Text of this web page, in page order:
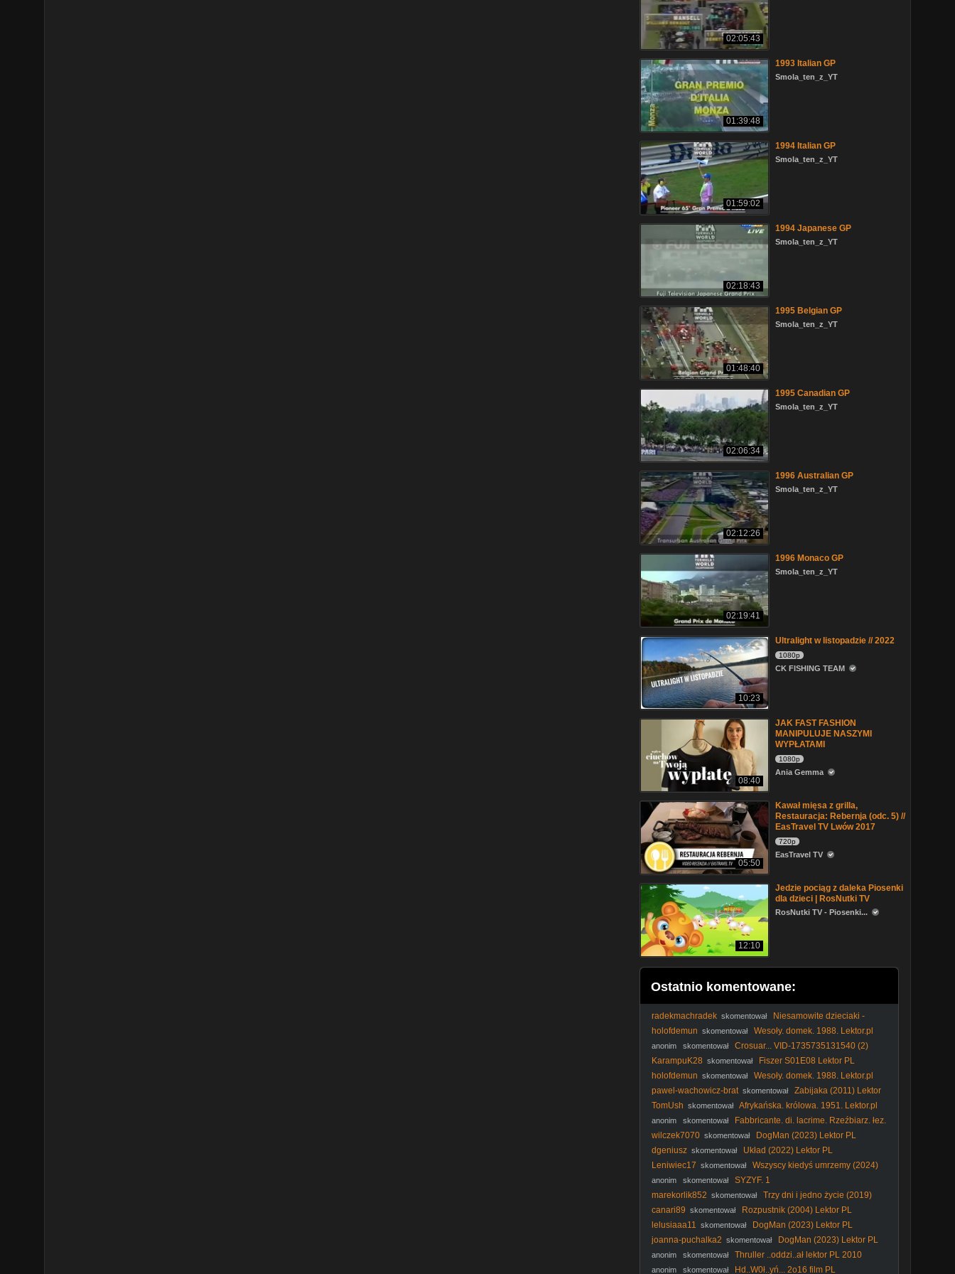
02:05:43
01:39:48
1993 Italian GP
Smola_ten_z_YT
01:59:02
1994 Italian GP
Smola_ten_z_YT
02:18:43
1994 Japanese GP
Smola_ten_z_YT
01:48:40
1995 Belgian GP
Smola_ten_z_YT
02:06:34
1995 Canadian GP
Smola_ten_z_YT
02:12:26
1996 Australian GP
Smola_ten_z_YT
02:19:41
1996 Monaco GP
Smola_ten_z_YT
10:23
Ultralight w listopadzie // 2022
1080p
CK FISHING TEAM
08:40
JAK FAST FASHION
MANIPULUJE NASZYMI
WYPŁATAMI
1080p
Ania Gemma
05:50
Kawał mięsa z grilla,
Restauracja: Rebernja (odc. 5) //
EasTravel TV Lwów 2017
720p
EasTravel TV
12:10
Jedzie pociąg z daleka Piosenki
dla dzieci | RosNutki TV
RosNutki TV - Piosenki...
Ostatnio komentowane:
radekmachradek skomentował
Niesamowite dzieciaki -
Magic Kid1993 [Lektor PL]
holofdemun skomentował Wesoły. domek. 1988. Lektor.pl
anonim skomentował
Crosuar... VID-1735735131540 (2)
KarampuK28 skomentował
Fiszer S01E08 Lektor PL
holofdemun skomentował
Wesoły. domek. 1988. Lektor.pl
pawel-wachowicz-brat skomentował
Zabijaka (2011) Lektor
PL
TomUsh skomentował Afrykańska. królowa. 1951. Lektor.pl
1080p
anonim skomentował
Fabbricante. di. lacrime. Rzeźbiarz. łez.
2024. Lektor.pl
wilczek7070 skomentował
DogMan (2023) Lektor PL
dgeniusz skomentował
Układ (2022) Lektor PL
Leniwiec17 skomentował
Wszyscy kiedyś umrzemy (2024)
Lektor PL
anonim skomentował
SYZYF. 1
marekorlik852 skomentował
Trzy dni i jedno życie (2019)
Lektor PL
canari89 skomentował
Rozpustnik (2004) Lektor PL
lelusiaaa11 skomentował
DogMan (2023) Lektor PL
joanna-puchalka2 skomentował DogMan (2023) Lektor PL
anonim skomentował Thruller ..oddzi..ał lektor PL 2010
anonim skomentował Hd..W0ł..yń... 2o16 film PL